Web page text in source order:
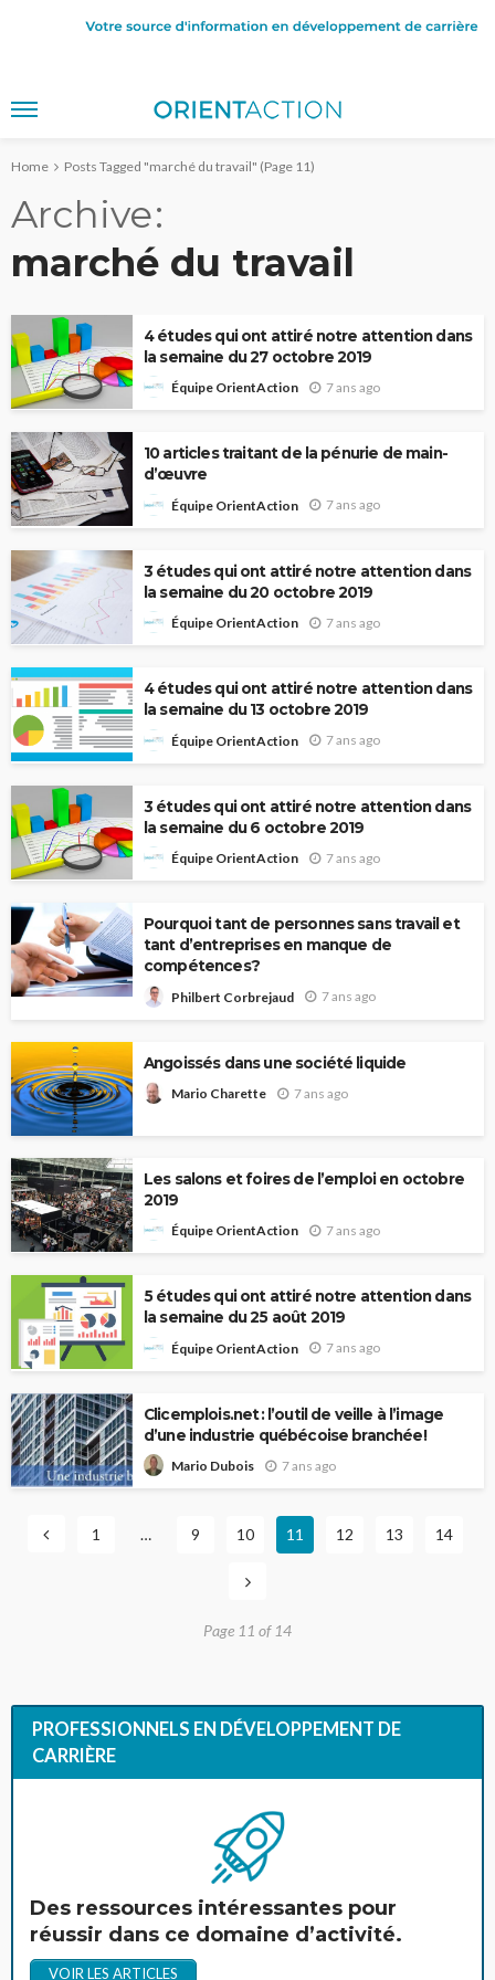
Home Posts Tagged "marché du travail" (Page 11)
Archive
marché du travail
4 études qui ont attiré notre attention dans
la semaine du 27 octobre 2019
Équipe OrientAction 7 ans ago
10 articles traitant de la pénurie de main-
d’œuvre
Équipe OrientAction 7 ans ago
3 études qui ont attiré notre attention dans
la semaine du 20 octobre 2019
Équipe OrientAction 7 ans ago
4 études qui ont attiré notre attention dans
la semaine du 13 octobre 2019
Équipe OrientAction 7 ans ago
3 études qui ont attiré notre attention dans
la semaine du 6 octobre 2019
Équipe OrientAction 7 ans ago
Pourquoi tant de personnes sans travail et
tant d’entreprises en manque de
compétences?
Philbert Corbrejaud 7 ans ago
Angoissés dans une société liquide
Mario Charette 7 ans ago
Les salons et foires de l’emploi en octobre
2019
Équipe OrientAction 7 ans ago
5 études qui ont attiré notre attention dans
la semaine du 25 août 2019
Équipe OrientAction 7 ans ago
Clicemplois.net : l’outil de veille à l’image
d’une industrie québécoise branchée!
Mario Dubois 7 ans ago
1 … 9 10 11 12 13 14
Page 11 of 14
PROFESSIONNELS EN DÉVELOPPEMENT DE
CARRIÈRE
Des ressources intéressantes pour
réussir dans ce domaine d’activité.
VOIR LES ARTICLES